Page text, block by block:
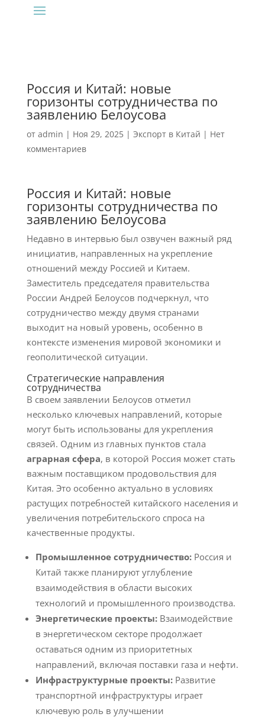
Россия и Китай: новые
горизонты сотрудничества по
заявлению Белоусова
от admin | Ноя 29, 2025| Экспорт в Китай | Нет
комментариев
Россия и Китай: новые
горизонты сотрудничества по
заявлению Белоусова
Недавно в интервью был озвучен важный ряд
инициатив, направленных на укрепление
отношений между Россией и Китаем.
Заместитель председателя правительства
России Андрей Белоусов подчеркнул, что
сотрудничество между двумя странами
выходит на новый уровень, особенно в
контексте изменения мировой экономики и
геополитической ситуации.
Стратегические направления
сотрудничества
В своем заявлении Белоусов отметил
несколько ключевых направлений, которые
могут быть использованы для укрепления
связей. Одним из главных пунктов стала
аграрная сфера, в которой Россия может стать
важным поставщиком продовольствия для
Китая. Это особенно актуально в условиях
растущих потребностей китайского населения и
увеличения потребительского спроса на
качественные продукты.
Промышленное сотрудничество:Россия и
Китай также планируют углубление
взаимодействия в области высоких
технологий и промышленного производства.
Энергетические проекты:Взаимодействие
в энергетическом секторе продолжает
оставаться одним из приоритетных
направлений, включая поставки газа и нефти.
Инфраструктурные проекты:Развитие
транспортной инфраструктуры играет
ключевую роль в улучшении